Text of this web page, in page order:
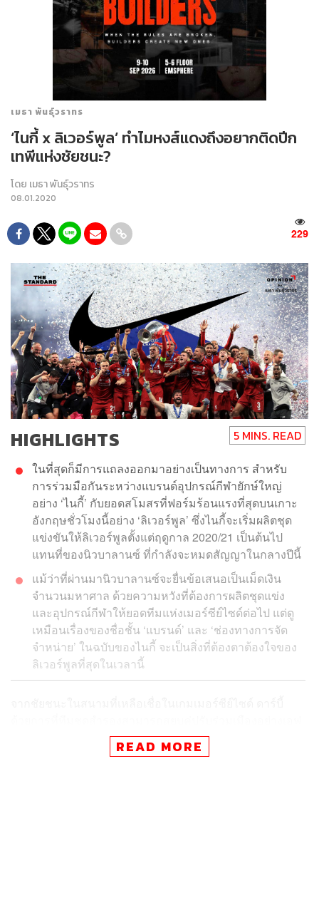
เมธา พันธุ์วราทร
‘ไนกี้ x ลิเวอร์พูล’ ทำไมหงส์แดงถึงอยากติดปีก
เทพีแห่งชัยชนะ?
โดย เมธา พันธุ์วราทร
08.01.2020
229
HIGHLIGHTS 5 MINS. READ
ในที่สุดก็มีการแถลงออกมาอย่างเป็นทางการ สำหรับ
การร่วมมือกันระหว่างแบรนด์อุปกรณ์กีฬายักษ์ใหญ่
อย่าง ‘ไนกี้’ กับยอดสโมสรที่ฟอร์มร้อนแรงที่สุดบนเกาะ
อังกฤษชั่วโมงนี้อย่าง ‘ลิเวอร์พูล’ ซึ่งไนกี้จะเริ่มผลิตชุด
แข่งขันให้ลิเวอร์พูลตั้งแต่ฤดูกาล 2020/21 เป็นต้นไป
แทนที่ของนิวบาลานซ์ ที่กำลังจะหมดสัญญาในกลางปีนี้
แม้ว่าที่ผ่านมานิวบาลานซ์จะยื่นข้อเสนอเป็นเม็ดเงิน
จำนวนมหาศาล ด้วยความหวังที่ต้องการผลิตชุดแข่ง
และอุปกรณ์กีฬาให้ยอดทีมแห่งเมอร์ซีย์ไซด์ต่อไป แต่ดู
เหมือนเรื่องของชื่อชั้น ‘แบรนด์’ และ ‘ช่องทางการจัด
จำหน่าย’ ในฉบับของไนกี้ จะเป็นสิ่งที่ต้องตาต้องใจของ
ลิเวอร์พูลที่สุดในเวลานี้
เวอร์ตันลงได้ วันนี้ ‘หงส์แดง’ ลิเวอร์พูล ประกาศชัยชนะนอก
สนามต่อเนื่องครับ กับการประกาศอย่างเป็นทางการในการ
READ MORE